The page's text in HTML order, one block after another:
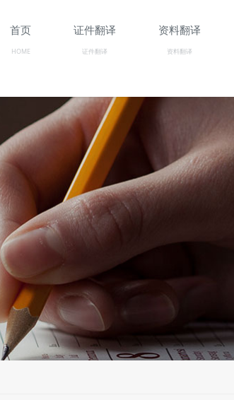
首页
HOME
证件翻译
证件翻译
资料翻译
资料翻译